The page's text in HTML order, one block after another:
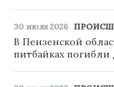
30 июля 2026
В Пензенской
питбайках погибли